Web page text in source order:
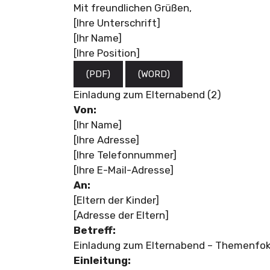
Mit freundlichen Grüßen,
[Ihre Unterschrift]
[Ihr Name]
[Ihre Position]
(PDF) (WORD)
Einladung zum Elternabend (2)
Von:
[Ihr Name]
[Ihre Adresse]
[Ihre Telefonnummer]
[Ihre E-Mail-Adresse]
An:
[Eltern der Kinder]
[Adresse der Eltern]
Betreff:
Einladung zum Elternabend –
Einleitung: